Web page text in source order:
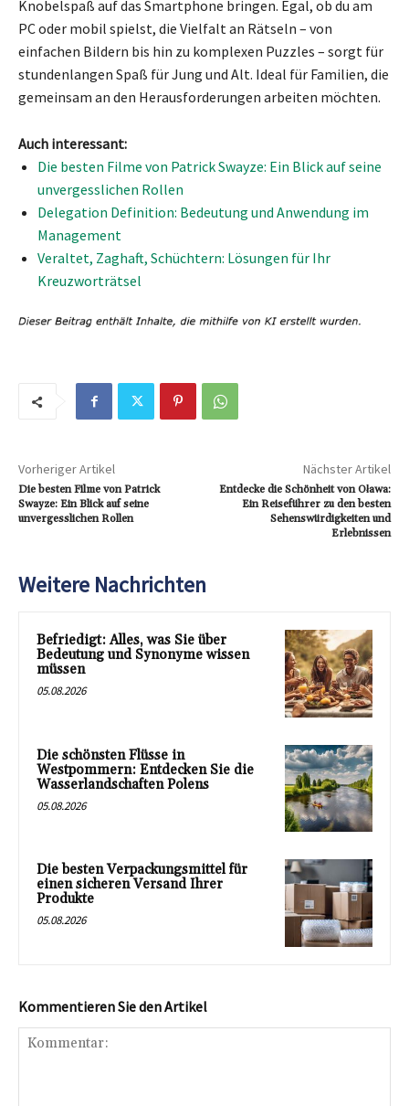
Knobelspaß auf das Smartphone bringen. Egal, ob du am
PC oder mobil spielst, die Vielfalt an Rätseln – von
einfachen Bildern bis hin zu komplexen Puzzles – sorgt für
stundenlangen Spaß für Jung und Alt. Ideal für Familien, die
gemeinsam an den Herausforderungen arbeiten möchten.
Auch interessant:
Die besten Filme von Patrick Swayze: Ein Blick auf seine
unvergesslichen Rollen
Delegation Definition: Bedeutung und Anwendung im
Management
Veraltet, Zaghaft, Schüchtern: Lösungen für Ihr
Kreuzworträtsel
Vorheriger Artikel
Die besten Filme von Patrick
Swayze: Ein Blick auf seine
unvergesslichen Rollen
Nächster Artikel
Entdecke die Schönheit von Oława:
Ein Reiseführer zu den besten
Sehenswürdigkeiten und
Erlebnissen
Weitere Nachrichten
Befriedigt: Alles, was Sie über
Bedeutung und Synonyme wissen
müssen
05.08.2026
Die schönsten Flüsse in
Westpommern: Entdecken Sie die
Wasserlandschaften Polens
05.08.2026
Die besten Verpackungsmittel für
einen sicheren Versand Ihrer
Produkte
05.08.2026
Kommentieren Sie den Artikel